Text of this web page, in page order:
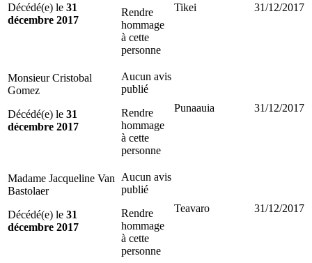
Décédé(e) le 31
décembre 2017
Rendre
hommage
à cette
personne
Tikei 31/12/2017
Monsieur Cristobal
Gomez
Décédé(e) le 31
décembre 2017
Aucun avis
publié
Rendre
hommage
à cette
personne
Punaauia 31/12/2017
Madame Jacqueline Van
Bastolaer
Décédé(e) le 31
décembre 2017
Aucun avis
publié
Rendre
hommage
à cette
personne
Teavaro 31/12/2017